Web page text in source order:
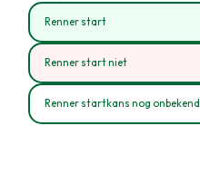
Renner start
Renner start niet
Renner startkans nog onbekend